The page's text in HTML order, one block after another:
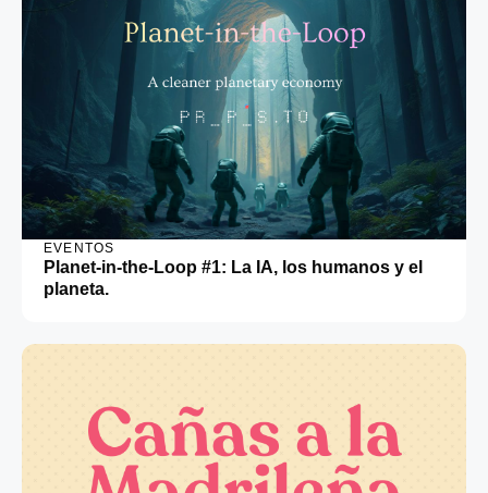
EVENTOS
Planet-in-the-Loop #1: La IA, los humanos y el
planeta.